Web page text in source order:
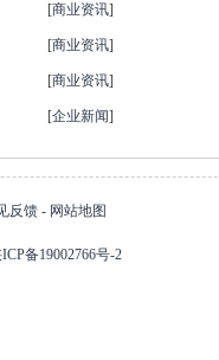
[商业资讯]
[商业资讯]
[商业资讯]
[企业新闻]
反馈 - 网站地图
ICP备19002766号-2